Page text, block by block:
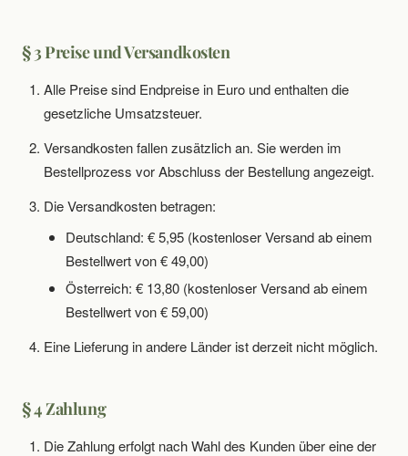
§ 3 Preise und Versandkosten
Alle Preise sind Endpreise in Euro und enthalten die
gesetzliche Umsatzsteuer.
Versandkosten fallen zusätzlich an. Sie werden im
Bestellprozess vor Abschluss der Bestellung angezeigt.
Die Versandkosten betragen:
Deutschland: € 5,95 (kostenloser Versand ab einem
Bestellwert von € 49,00)
Österreich: € 13,80 (kostenloser Versand ab einem
Bestellwert von € 59,00)
Eine Lieferung in andere Länder ist derzeit nicht möglich.
§ 4 Zahlung
Die Zahlung erfolgt nach Wahl des Kunden über eine der